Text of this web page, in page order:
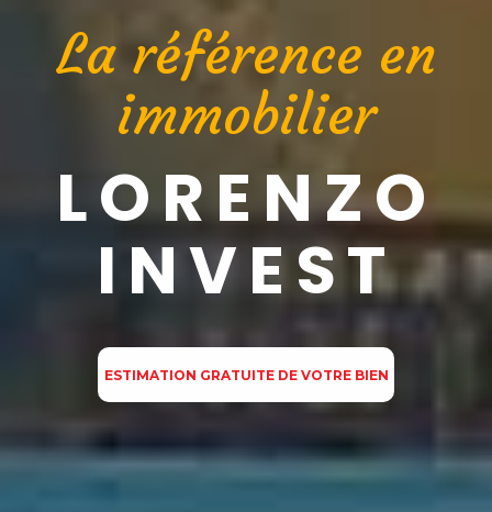
La référence en
immobilier
LORENZO
INVEST
ESTIMATION GRATUITE DE VOTRE BIEN